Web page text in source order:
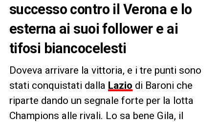
successo contro il Verona e lo
esterna ai suoi follower e ai
tifosi biancocelesti
Doveva arrivare la vittoria, e i tre punti sono
stati conquistati dalla Lazio di Baroni che
riparte dando un segnale forte per la lotta
Champions alle rivali. Lo sa bene Gila, il